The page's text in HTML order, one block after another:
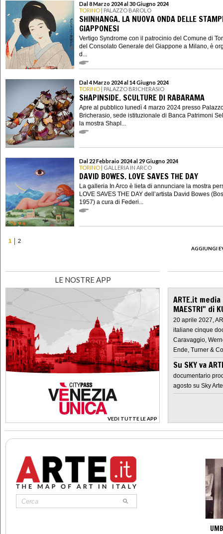
Dal 8 Marzo 2024 al 30 Giugno 2024
TORINO | PALAZZO BAROLO
SHINHANGA. LA NUOVA ONDA DELLE
GIAPPONESI
Vertigo Syndrome con il patrocinio del Comune di
del Consolato Generale del Giappone a Milano, è
d...
Dal 4 Marzo 2024 al 14 Giugno 2024
TORINO | PALAZZO BRICHERASIO
SHAPINSIDE. SCULTURE DI RABARAMA
Apre al pubblico lunedì 4 marzo 2024 presso
Bricherasio, sede istituzionale di Banca Patrimoni
la mostra ShapI...
Dal 22 Febbraio 2024 al 29 Giugno 2024
TORINO | GALLERIA IN ARCO
DAVID BOWES. LOVE SAVES THE DAY
La galleria In Arco è lieta di annunciare la mostra
LOVE SAVES THE DAY dell’artista David Bowes
1957) a cura di Federi...
1
2
AGGIUNGI
LE NOSTRE APP
VEDI TUTTE LE APP
>
ARTE.it
MAESTRI" di
20 aprile 2027,
italiane cinque
Caravaggio,
Ende, Turner &
Su SKY va
documentario
agosto su Sky Arte